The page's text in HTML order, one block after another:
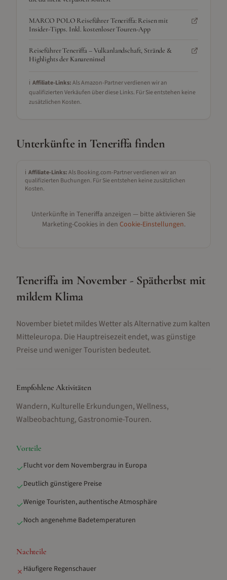
MARCO POLO Reiseführer Teneriffa: Reisen mit
Insider-Tipps. Inkl. kostenloser Touren-App
Reiseführer Teneriffa – Vulkanlandschaft, Strände &
Highlights der Kanareninsel
ℹ️ Affiliate-Links:Als Amazon-Partner verdienen wir an
qualifizierten Verkäufen über diese Links. Für Sie entstehen keine
zusätzlichen Kosten.
Unterkünfte in Teneriffa finden
ℹ️ Affiliate-Links:Als Booking.com-Partner verdienen wir an
qualifizierten Buchungen. Für Sie entstehen keine zusätzlichen
Kosten.
Unterkünfte in Teneriffa anzeigen — bitte aktivieren Sie
Marketing-Cookies in den Cookie-Einstellungen.
Teneriffa im November - Spätherbst mit
mildem Klima
November bietet mildes Wetter als Alternative zum kalten
Mitteleuropa. Die Hauptreisezeit endet, was günstige
Preise und weniger Touristen bedeutet.
Empfohlene Aktivitäten
Wandern, Kulturelle Erkundungen, Wellness,
Walbeobachtung, Gastronomie-Touren.
Vorteile
✓Flucht vor dem Novembergrau in Europa
✓Deutlich günstigere Preise
✓Wenige Touristen, authentische Atmosphäre
✓Noch angenehme Badetemperaturen
Nachteile
✗ Häufigere Regenschauer